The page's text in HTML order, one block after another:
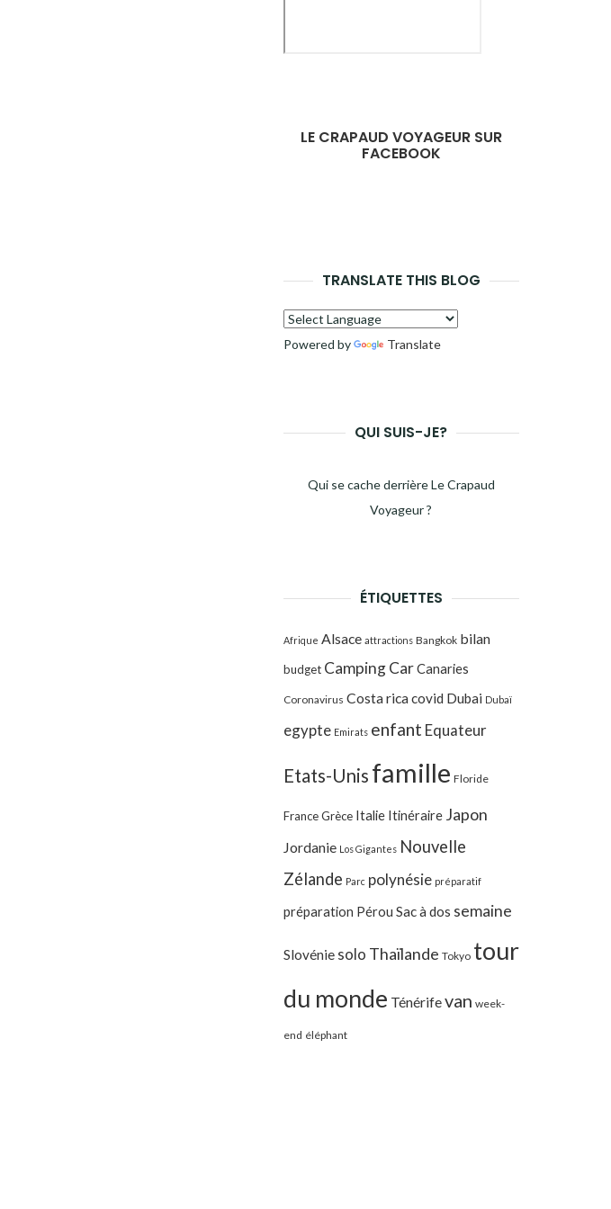
LE CRAPAUD VOYAGEUR SUR
FACEBOOK
TRANSLATE THIS BLOG
Powered by Translate
QUI SUIS-JE?
Qui se cache derrière Le Crapaud
Voyageur ?
ÉTIQUETTES
Afrique Alsace attractions Bangkok bilan
budget Camping CarCanaries
Coronavirus Costa ricacovid Dubai Dubaï
egypte Emirats enfant Equateur
Etats-Unis famille Floride
France Grèce Italie Itinéraire Japon
Jordanie Los Gigantes Nouvelle
Zélande Parc polynésie préparatif
préparation Pérou Sac à dos semaine
Slovénie solo Thaïlande Tokyo tour
du monde Ténérifevan week-
end éléphant